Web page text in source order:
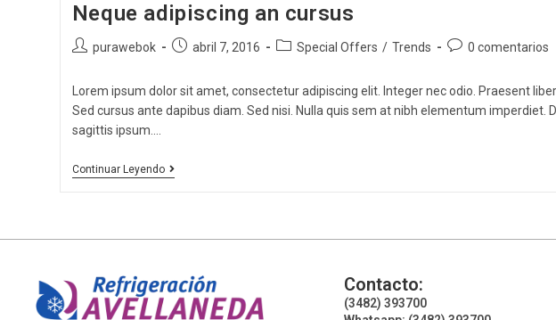
Neque adipiscing an cursus
purawebok abril 7, 2016 Special Offers / Trends 0 comentarios
Lorem ipsum dolor sit amet, consectetur adipiscing elit. Integer nec odio. Praesent
Sed cursus ante dapibus diam. Sed nisi. Nulla quis sem at nibh elementum imperdiet.
sagittis ipsum.…
Continuar Leyendo
Contacto:
(3482) 393700